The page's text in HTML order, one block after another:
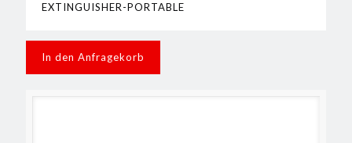
EXTINGUISHER-PORTABLE
In den Anfragekorb